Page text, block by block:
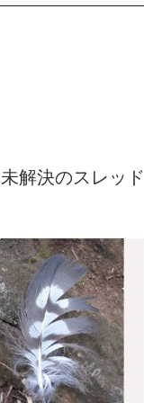
未解決のスレッド